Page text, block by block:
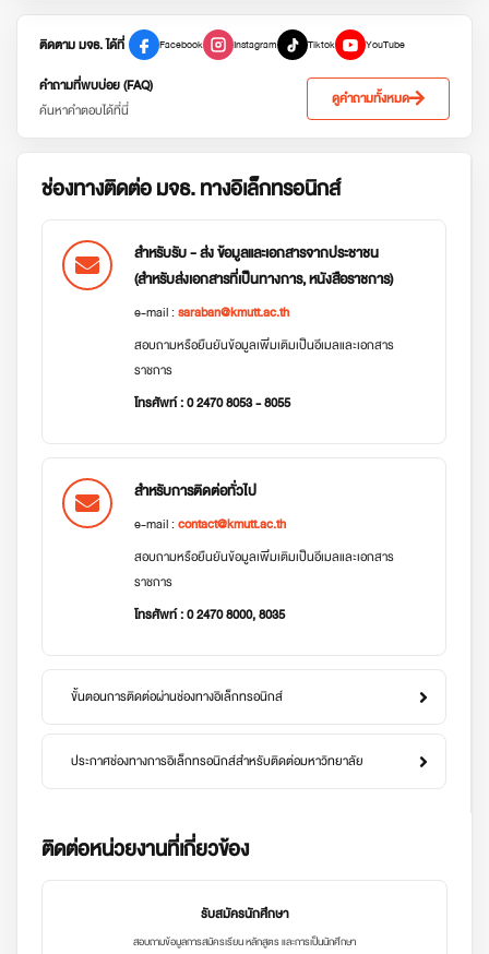
ติดตาม มจธ. ได้ที่ Facebook Instagram Tiktok YouTube
คำถามที่พบบ่อย (FAQ)
ค้นหาคำตอบได้ที่นี่
ดูคำถามทั้งหมด
ช่องทางติดต่อ มจธ. ทางอิเล็กทรอนิกส์
สำหรับรับ - ส่ง ข้อมูลและเอกสารจากประชาชน
(สำหรับส่งเอกสารที่เป็นทางการ, หนังสือราชการ)
e-mail :saraban@kmutt.ac.th
สอบถามหรือยืนยันข้อมูลเพิ่มเติมเป็นอีเมลและเอกสาร
ราชการ
โทรศัพท์ : 0 2470 8053 - 8055
สำหรับการติดต่อทั่วไป
e-mail :contact@kmutt.ac.th
สอบถามหรือยืนยันข้อมูลเพิ่มเติมเป็นอีเมลและเอกสาร
ราชการ
โทรศัพท์ : 0 2470 8000, 8035
ขั้นตอนการติดต่อผ่านช่องทางอิเล็กทรอนิกส์
ประกาศช่องทางการอิเล็กทรอนิกส์สำหรับติดต่อมหาวิทยาลัย
ติดต่อหน่วยงานที่เกี่ยวข้อง
รับสมัครนักศึกษา
สอบถามข้อมูลการสมัครเรียน หลักสูตร และการเป็นนักศึกษา